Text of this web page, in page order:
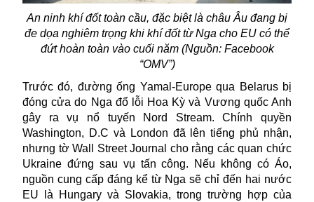
An ninh khí đốt toàn cầu, đặc biệt là châu Âu đang bị
đe dọa nghiêm trọng khi khí đốttừNga cho EU có thể
đứt hoàn toàn vào cuối năm (Nguồn: Facebook
“OMV”)
Trước đó, đường ống Yamal-Europe qua Belarus bị
đóng cửa do Nga đổ lỗi Hoa Kỳ và Vương quốc Anh
gây ra vụ nổ tuyến Nord Stream. Chính quyền
Washington, D.C và London đã lên tiếng phủ nhận,
nhưng tờ Wall Street Journal cho rằng các quan chức
Ukraine đứng sau vụ tấn công. Nếu không có Áo,
nguồn cung cấp đáng kể từ Nga sẽ chỉ đến hai nước
EU là Hungary và Slovakia, trong trường hợp của